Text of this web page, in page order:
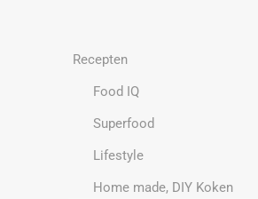
Recepten
Food IQ
Superfood
Lifestyle
Home made, DIY Koken